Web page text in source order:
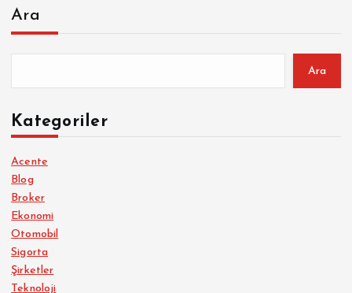
Ara
Ara
Kategoriler
Acente
Blog
Broker
Ekonomi
Otomobil
Sigorta
Şirketler
Teknoloji